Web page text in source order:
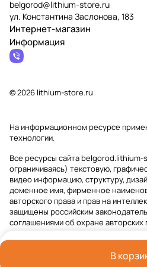
В
belgorod@lithium-store.ru
ул. Константина Заслонова, 183
Интернет-магазин
Информация
© 2026 lithium-store.ru
На информационном ресурсе
технологии.
Все ресурсы сайта
ограничиваясь) текстовую,
видео информацию, структуру,
доменное имя, фирменное
авторского права и прав на
защищены российским
соглашениями об охране авторских